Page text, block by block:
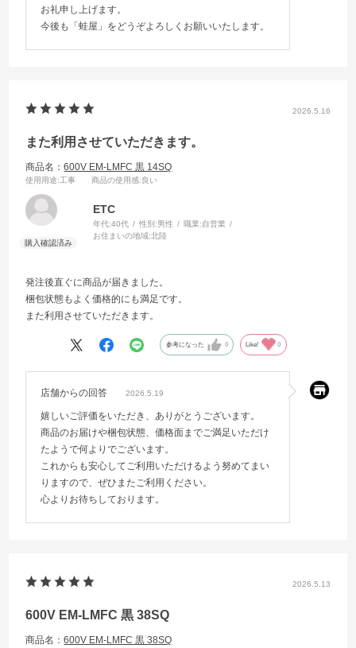
お礼申し上げます。
今後も「蛙屋」をどうぞよろしくお願いいたします。
2026.5.16
また利用させていただきます。
商品名：600V EM-LMFC 黒 14SQ
使用用途:工事 商品の使用感:良い
ETC
年代:40代 性別:男性 職業:自営業
お住まいの地域:北陸
発注後直ぐに商品が届きました。
梱包状態もよく価格的にも満足です。
また利用させていただきます。
参考になった 0 Like! 0
店舗からの回答 2026.5.19
嬉しいご評価をいただき、ありがとうございます。
商品のお届けや梱包状態、価格面までご満足いただけ
たようで何よりでございます。
これからも安心してご利用いただけるよう努めてまい
りますので、ぜひまたご利用ください。
心よりお待ちしております。
2026.5.13
600V EM-LMFC 黒 38SQ
商品名：600V EM-LMFC 黒 38SQ